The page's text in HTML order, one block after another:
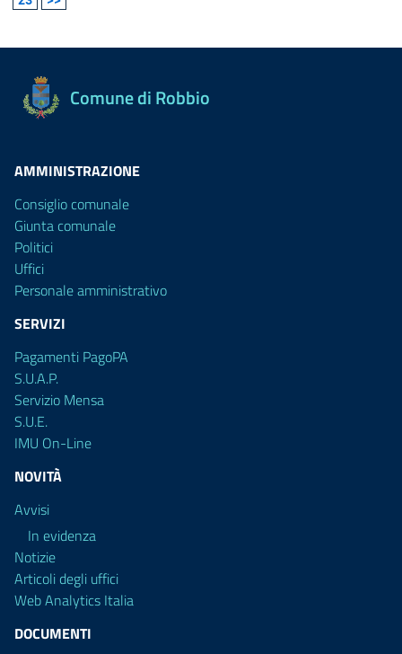
Comune di Robbio
AMMINISTRAZIONE
Consiglio comunale
Giunta comunale
Politici
Uffici
Personale amministrativo
SERVIZI
Pagamenti PagoPA
S.U.A.P.
Servizio Mensa
S.U.E.
IMU On-Line
NOVITÀ
Avvisi
In evidenza
Notizie
Articoli degli uffici
Web Analytics Italia
DOCUMENTI